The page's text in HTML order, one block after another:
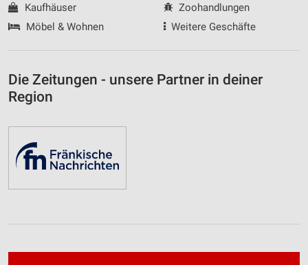
Kaufhäuser
Möbel & Wohnen
Zoohandlungen
Weitere Geschäfte
Die Zeitungen - unsere Partner in deiner
Region